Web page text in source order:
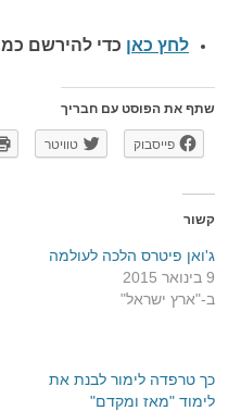
לחץ כאן כדי להירשם כ
שתף את הפוסט עם חבריך
פייסבוק טוויטר
קשור
ג'ואן פיטרס הלכה לעולמה
9 בינואר 2015
ב-"ארץ ישראל"
כך טרפדה לימור לבנת את
לימוד "מאז ומקדם"